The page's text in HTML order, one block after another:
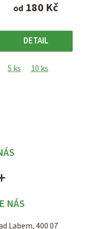
od 180 Kč
DETAIL
5 ks 10 ks
NÁS
Labem, 400 07